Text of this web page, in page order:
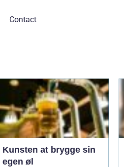
Contact
Kunsten at brygge sin
egen øl